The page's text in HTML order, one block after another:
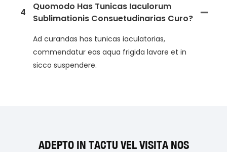
4
Quomodo Has Tunicas Iaculorum
Sublimationis Consuetudinarias Curo?
Ad curandas has tunicas iaculatorias,
commendatur eas aqua frigida lavare et in
sicco suspendere.
ADEPTO IN TACTU VEL VISITA NOS